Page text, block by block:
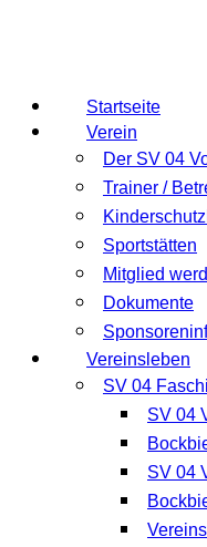
Startseite
Verein
Der SV 04
Trainer /
Sportstätten
Mitglied
Dokumente
Vereinsleben
SV 04
SV 04
SV 04